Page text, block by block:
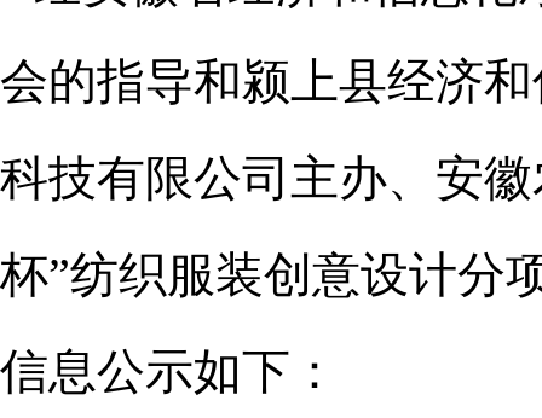
会的指导和颍上县经济
科技有限公司主办、安
杯”纺织服装创意设计分
信息公示如下：